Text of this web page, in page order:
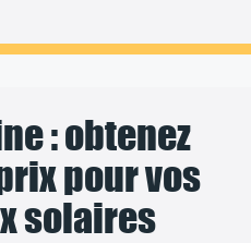
: obtenez
pour vos
solaires